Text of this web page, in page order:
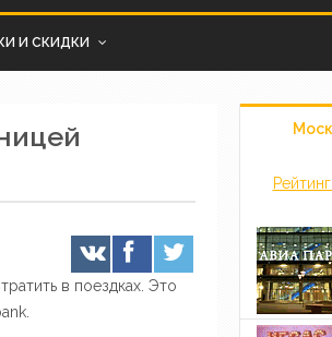
И СКИДКИ
в поездках. Это